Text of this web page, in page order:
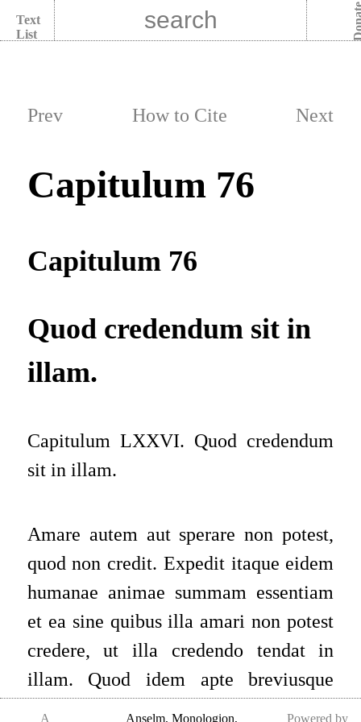
Text
List
Prev How to Cite Next
Capitulum 76
Capitulum 76
Quod credendum sit in
illam.
Capitulum LXXVI. Quod credendum
sit in illam.
Amare autem aut sperare non potest,
quod non credit. Expedit itaque eidem
humanae animae summam essentiam
et ea sine quibus illa amari non potest
credere, ut illa credendo tendat in
illam. Quod idem apte breviusque
A Anselm, Monologion, Powered by